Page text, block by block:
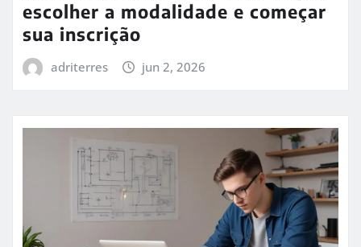
escolher a modalidade e começar
sua inscrição
adriterres jun 2, 2026